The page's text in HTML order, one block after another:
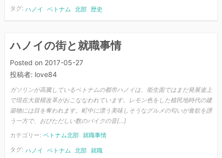
タグ: ハノイ ベトナム 北部 歴史
ハノイの街と就職事情
Posted on 2017-05-27
投稿者: love84
ガソリンが高騰しているベトナムの都市ハノイは、衛生面ではまだ発展途上
で現在大規模改革がおこななわれています。レモン色をした植民地時代の建
築物には目を奪われます。町中に漂う美味しそうなグルメの匂いが食欲を誘
う一方で、おびただしい数のバイクの音[…]
カテゴリー: ベトナム北部 就職事情
タグ: ハノイ ベトナム 北部 就職